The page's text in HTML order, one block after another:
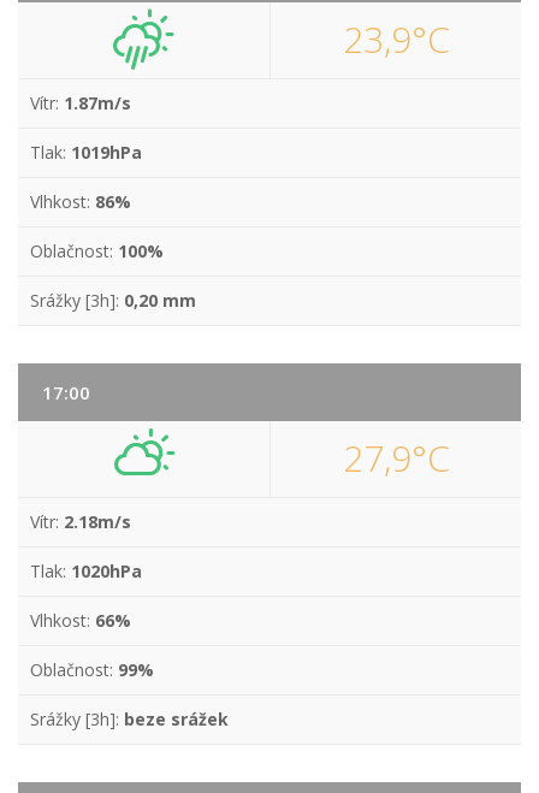
23,9°C
Vítr: 1.87m/s
Tlak: 1019hPa
Vlhkost: 86%
Oblačnost: 100%
Srážky [3h]: 0,20 mm
17:00
27,9°C
Vítr: 2.18m/s
Tlak: 1020hPa
Vlhkost: 66%
Oblačnost: 99%
Srážky [3h]: beze srážek